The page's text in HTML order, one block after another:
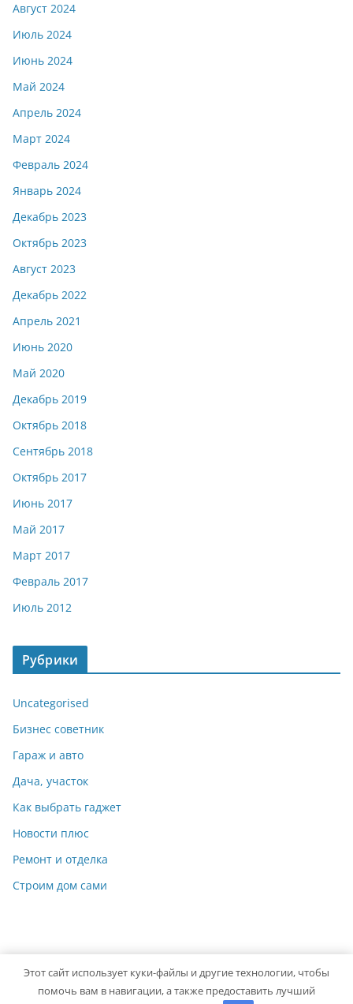
Август 2024
Июль 2024
Июнь 2024
Май 2024
Апрель 2024
Март 2024
Февраль 2024
Январь 2024
Декабрь 2023
Октябрь 2023
Август 2023
Декабрь 2022
Апрель 2021
Июнь 2020
Май 2020
Декабрь 2019
Октябрь 2018
Сентябрь 2018
Октябрь 2017
Июнь 2017
Май 2017
Март 2017
Февраль 2017
Июль 2012
Рубрики
Uncategorised
Бизнес советник
Гараж и авто
Дача, участок
Как выбрать гаджет
Новости плюс
Ремонт и отделка
Строим дом сами
Copyright © 2026 Мастер на Все Руки. Powered byColorMag
Этот сайт использует куки-файлы и другие технологии, чтобы
помочь вам в навигации, а также предоставить лучший